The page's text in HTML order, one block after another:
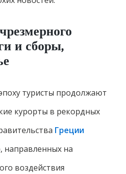
и сборы,
туристы продолжают
курорты в рекордных
Греции
направленных на
воздействия